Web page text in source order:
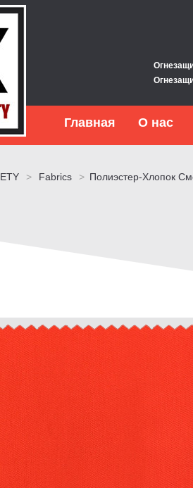
Главная О нас
> Fabrics > Полиэстер-Хлопок